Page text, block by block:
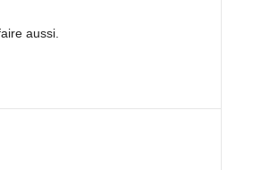
aussi.